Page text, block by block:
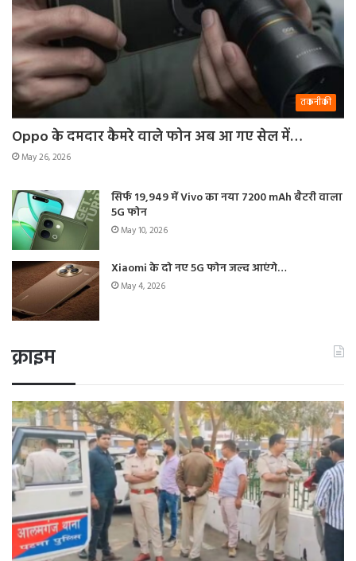
तकनीकी
Oppo के दमदार कैमरे वाले फोन अब आ गए सेल में…
May 26, 2026
सिर्फ 19,949 में Vivo का नया 7200 mAh बैटरी वाला
5G फोन
May 10, 2026
Xiaomi के दो नए 5G फोन जल्द आएंगे…
May 4, 2026
क्राइम